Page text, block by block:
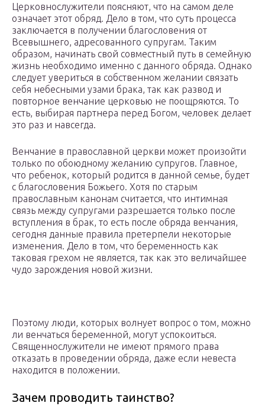
Церковнослужители поясняют, что на самом деле
означает этот обряд. Дело в том, что суть процесса
заключается в получении благословения от
Всевышнего, адресованного супругам. Таким
образом, начинать свой совместный путь в семейную
жизнь необходимо именно с данного обряда. Однако
следует увериться в собственном желании связать
себя небесными узами брака, так как развод и
повторное венчание церковью не поощряются. То
есть, выбирая партнера перед Богом, человек делает
это раз и навсегда.
Венчание в православной церкви может произойти
только по обоюдному желанию супругов. Главное,
что ребенок, который родится в данной семье, будет
с благословения Божьего. Хотя по старым
православным канонам считается, что интимная
связь между супругами разрешается только после
вступления в брак, то есть после обряда венчания,
сегодня данные правила претерпели некоторые
изменения. Дело в том, что беременность как
таковая грехом не является, так как это величайшее
чудо зарождения новой жизни.
Поэтому люди, которых волнует вопрос о том, можно
ли венчаться беременной, могут успокоиться.
Священнослужители не имеют прямого права
отказать в проведении обряда, даже если невеста
находится в положении.
Зачем проводить таинство?